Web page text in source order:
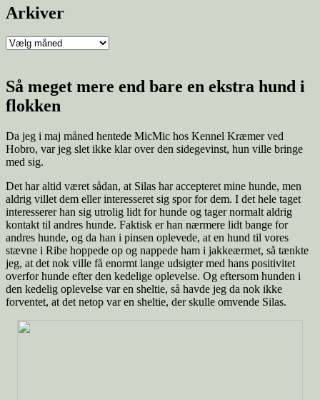
Arkiver
Arkiver
Så meget mere end bare en ekstra hund i
flokken
Da jeg i maj måned hentede MicMic hos Kennel Kræmer ved
Hobro, var jeg slet ikke klar over den sidegevinst, hun ville bringe
med sig.
Det har altid været sådan, at Silas har accepteret mine hunde, men
aldrig villet dem eller interesseret sig spor for dem. I det hele taget
interesserer han sig utrolig lidt for hunde og tager normalt aldrig
kontakt til andres hunde. Faktisk er han nærmere lidt bange for
andres hunde, og da han i pinsen oplevede, at en hund til vores
stævne i Ribe hoppede op og nappede ham i jakkeærmet, så tænkte
jeg, at det nok ville få enormt lange udsigter med hans positivitet
overfor hunde efter den kedelige oplevelse. Og eftersom hunden i
den kedelig oplevelse var en sheltie, så havde jeg da nok ikke
forventet, at det netop var en sheltie, der skulle omvende Silas.